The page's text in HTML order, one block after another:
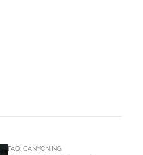
FAQ: CANYONING